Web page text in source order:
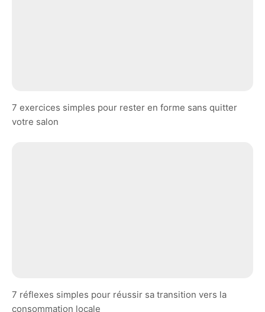
7 exercices simples pour rester en forme sans quitter
votre salon
7 réflexes simples pour réussir sa transition vers la
consommation locale